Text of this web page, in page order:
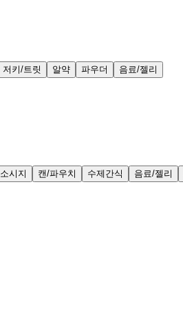
저키/트릿 알약 파우더 음료/젤리
소시지 캔/파우치 수제간식 음료/젤리